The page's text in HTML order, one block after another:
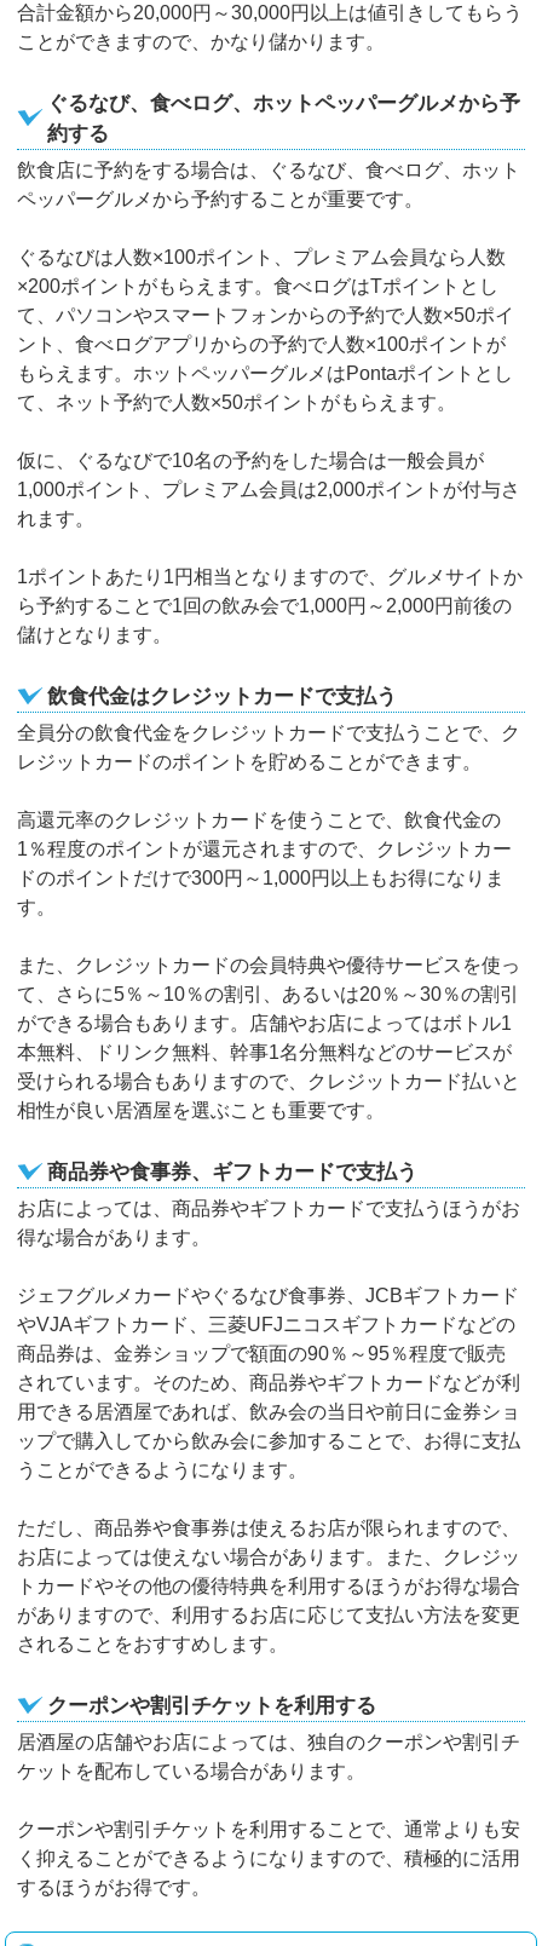
合計金額から20,000円～30,000円以上は値引きしてもらう
ことができますので、かなり儲かります。
ぐるなび、食べログ、ホットペッパーグルメから予
約する
飲食店に予約をする場合は、ぐるなび、食べログ、ホット
ペッパーグルメから予約することが重要です。
ぐるなびは人数×100ポイント、プレミアム会員なら人数
×200ポイントがもらえます。食べログはTポイントとし
て、パソコンやスマートフォンからの予約で人数×50ポイ
ント、食べログアプリからの予約で人数×100ポイントが
もらえます。ホットペッパーグルメはPontaポイントとし
て、ネット予約で人数×50ポイントがもらえます。
仮に、ぐるなびで10名の予約をした場合は一般会員が
1,000ポイント、プレミアム会員は2,000ポイントが付与さ
れます。
1ポイントあたり1円相当となりますので、グルメサイトか
ら予約することで1回の飲み会で1,000円～2,000円前後の
儲けとなります。
飲食代金はクレジットカードで支払う
全員分の飲食代金をクレジットカードで支払うことで、ク
レジットカードのポイントを貯めることができます。
高還元率のクレジットカードを使うことで、飲食代金の
1％程度のポイントが還元されますので、クレジットカー
ドのポイントだけで300円～1,000円以上もお得になりま
す。
また、クレジットカードの会員特典や優待サービスを使っ
て、さらに5％～10％の割引、あるいは20％～30％の割引
ができる場合もあります。店舗やお店によってはボトル1
本無料、ドリンク無料、幹事1名分無料などのサービスが
受けられる場合もありますので、クレジットカード払いと
相性が良い居酒屋を選ぶことも重要です。
商品券や食事券、ギフトカードで支払う
お店によっては、商品券やギフトカードで支払うほうがお
得な場合があります。
ジェフグルメカードやぐるなび食事券、JCBギフトカード
やVJAギフトカード、三菱UFJニコスギフトカードなどの
商品券は、金券ショップで額面の90％～95％程度で販売
されています。そのため、商品券やギフトカードなどが利
用できる居酒屋であれば、飲み会の当日や前日に金券ショ
ップで購入してから飲み会に参加することで、お得に支払
うことができるようになります。
ただし、商品券や食事券は使えるお店が限られますので、
お店によっては使えない場合があります。また、クレジッ
トカードやその他の優待特典を利用するほうがお得な場合
がありますので、利用するお店に応じて支払い方法を変更
されることをおすすめします。
クーポンや割引チケットを利用する
居酒屋の店舗やお店によっては、独自のクーポンや割引チ
ケットを配布している場合があります。
クーポンや割引チケットを利用することで、通常よりも安
く抑えることができるようになりますので、積極的に活用
するほうがお得です。